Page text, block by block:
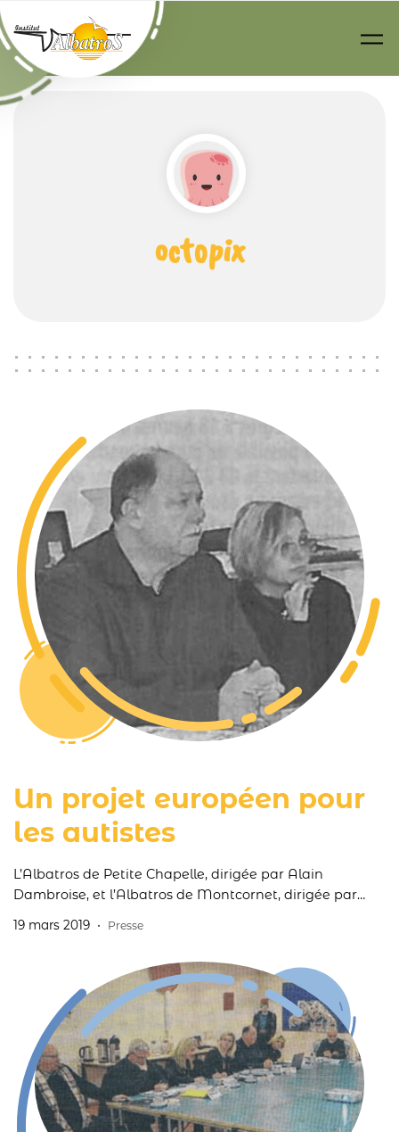
Passer au contenu principal
octopix
Un projet européen pour
les autistes
L’Albatros de Petite Chapelle, dirigée par Alain
Dambroise, et l’Albatros de Montcornet, dirigée par
19 mars 2019 Presse